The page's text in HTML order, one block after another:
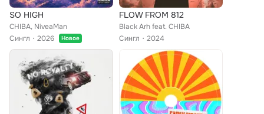
SO HIGH
CHIBA, NiveaMan
Сингл
2026 Новое
FLOW FROM 812
Black Arh feat. CHIBA
Сингл
2024